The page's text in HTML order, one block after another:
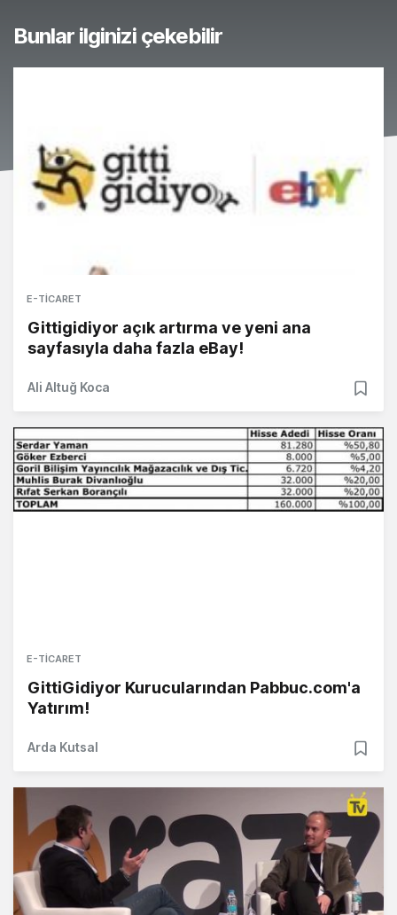
Bunlar ilginizi çekebilir
E-TICARET
Gittigidiyor açık artırma ve yeni ana
sayfasıyla daha fazla eBay!
Ali Altuğ Koca
E-TICARET
GittiGidiyor Kurucularından Pabbuc.com'a
Yatırım!
Arda Kutsal